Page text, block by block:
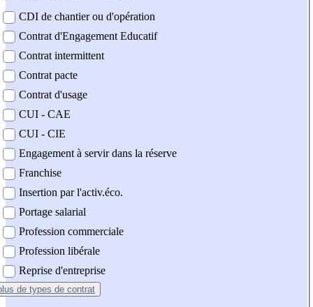
CDI de chantier ou d'opération
Contrat d'Engagement Educatif
Contrat intermittent
Contrat pacte
Contrat d'usage
CUI - CAE
CUI - CIE
Engagement à servir dans la réserve
Franchise
Insertion par l'activ.éco.
Portage salarial
Profession commerciale
Profession libérale
Reprise d'entreprise
de types de contrat